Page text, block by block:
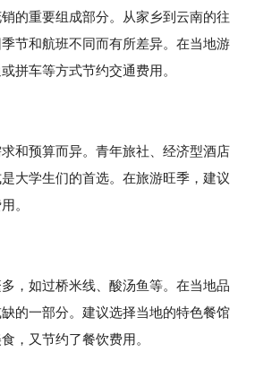
的重要组成部分。从家乡到云南的往
节和航班不同而有所差异。在当地游
拼车等方式节约交通费用。
和预算而异。青年旅社、经济型酒店
大学生们的首选。在旅游旺季，建议
。
，如过桥米线、酸汤鱼等。在当地品
的一部分。建议选择当地的特色餐馆
，又节约了餐饮费用。